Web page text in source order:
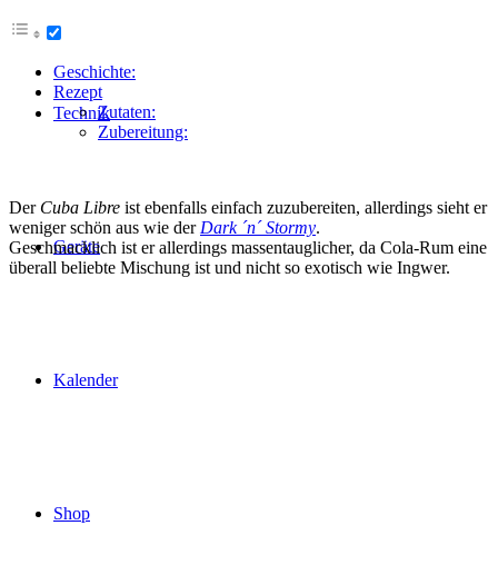
Technik
Geräte
Kalender
Shop
Geschichte:
Rezept
Zutaten:
Zubereitung:
Der Cuba Libre ist ebenfalls einfach zuzubereiten, allerdings sieht er
weniger schön aus wie der Dark ´n´ Stormy.
Geschmacklich ist er allerdings massentauglicher, da Cola-Rum eine
überall beliebte Mischung ist und nicht so exotisch wie Ingwer.